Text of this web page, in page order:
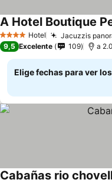
4 EstrellasHotel Jacuzzis
A Hotel Boutique
9,5 Excelente 109 a
Elige fechas para ver
Cabañas rio